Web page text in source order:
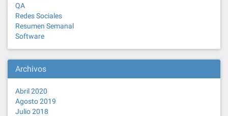
QA
Redes Sociales
Resumen Semanal
Software
Archivos
Abril 2020
Agosto 2019
Julio 2018